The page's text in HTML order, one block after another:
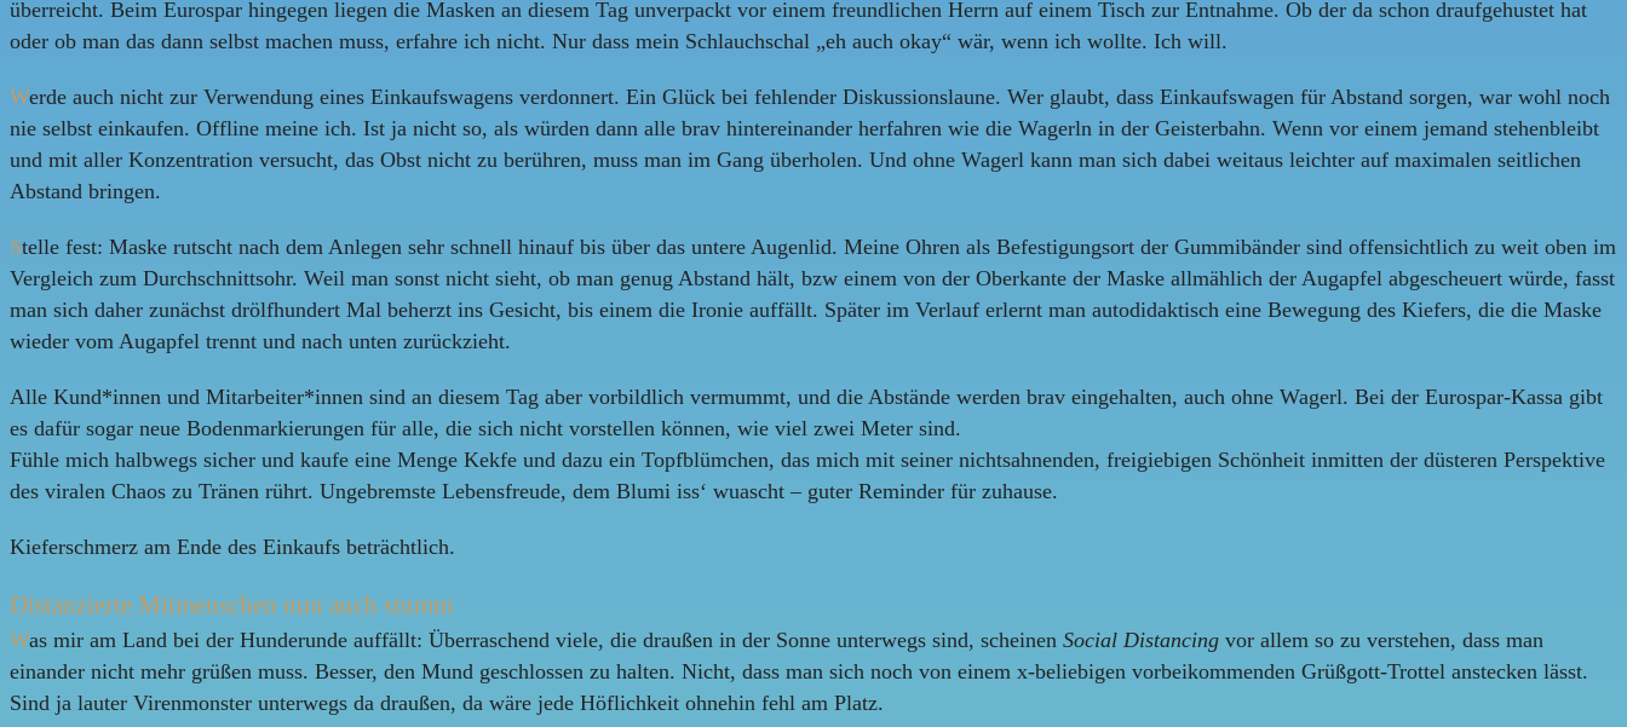
überreicht. Beim Eurospar hingegen liegen die Masken an diesem Tag unverpackt vor einem freundlichen Herrn auf einem Tisch zur Entnahme. Ob der da schon draufgehustet hat
oder ob man das dann selbst machen muss, erfahre ich nicht. Nur dass mein Schlauchschal „eh auch okay“ wär, wenn ich wollte. Ich will.
Werde auch nicht zur Verwendung eines Einkaufswagens verdonnert. Ein Glück bei fehlender Diskussionslaune. Wer glaubt, dass Einkaufswagen für Abstand sorgen, war wohl noch
nie selbst einkaufen. Offline meine ich. Ist ja nicht so, als würden dann alle brav hintereinander herfahren wie die Wagerln in der Geisterbahn. Wenn vor einem jemand stehenbleibt
und mit aller Konzentration versucht, das Obst nicht zu berühren, muss man im Gang überholen. Und ohne Wagerl kann man sich dabei weitaus leichter auf maximalen seitlichen
Abstand bringen.
Stelle fest: Maske rutscht nach dem Anlegen sehr schnell hinauf bis über das untere Augenlid. Meine Ohren als Befestigungsort der Gummibänder sind offensichtlich zu weit oben im
Vergleich zum Durchschnittsohr. Weil man sonst nicht sieht, ob man genug Abstand hält, bzw einem von der Oberkante der Maske allmählich der Augapfel abgescheuert würde, fasst
man sich daher zunächst drölfhundert Mal beherzt ins Gesicht, bis einem die Ironie auffällt. Später im Verlauf erlernt man autodidaktisch eine Bewegung des Kiefers, die die Maske
wieder vom Augapfel trennt und nach unten zurückzieht.
Alle Kund*innen und Mitarbeiter*innen sind an diesem Tag aber vorbildlich vermummt, und die Abstände werden brav eingehalten, auch ohne Wagerl. Bei der Eurospar-Kassa gibt
es dafür sogar neue Bodenmarkierungen für alle, die sich nicht vorstellen können, wie viel zwei Meter sind.
Fühle mich halbwegs sicher und kaufe eine Menge Kekfe und dazu ein Topfblümchen, das mich mit seiner nichtsahnenden, freigiebigen Schönheit inmitten der düsteren Perspektive
des viralen Chaos zu Tränen rührt. Ungebremste Lebensfreude, dem Blumi iss‘ wuascht – guter Reminder für zuhause.
Kieferschmerz am Ende des Einkaufs beträchtlich.
Distanzierte Mitmenschen nun auch stumm
Was mir am Land bei der Hunderunde auffällt: Überraschend viele, die draußen in der Sonne unterwegs sind, scheinen Social Distancing vor allem so zu verstehen, dass man
einander nicht mehr grüßen muss. Besser, den Mund geschlossen zu halten. Nicht, dass man sich noch von einem x-beliebigen vorbeikommenden Grüßgott-Trottel anstecken lässt.
Sind ja lauter Virenmonster unterwegs da draußen, da wäre jede Höflichkeit ohnehin fehl am Platz.